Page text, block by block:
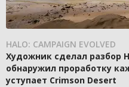
HALO: CAMPAIGN EVOLVED
Художник сделал разбор
обнаружил проработку
уступает Crimson Desert